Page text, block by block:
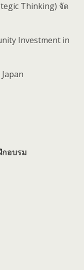
Thinking) จัด
Investment in
กอบรม